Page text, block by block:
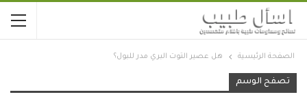
الصفحة الرئيسية هل عصير التوت البري مدر للبول؟
تصفح الوسم